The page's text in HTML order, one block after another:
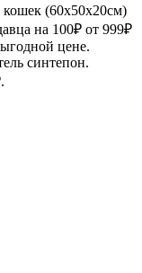
(60х50х20см)
на 100₽ от 999₽
цене.
синтепон.